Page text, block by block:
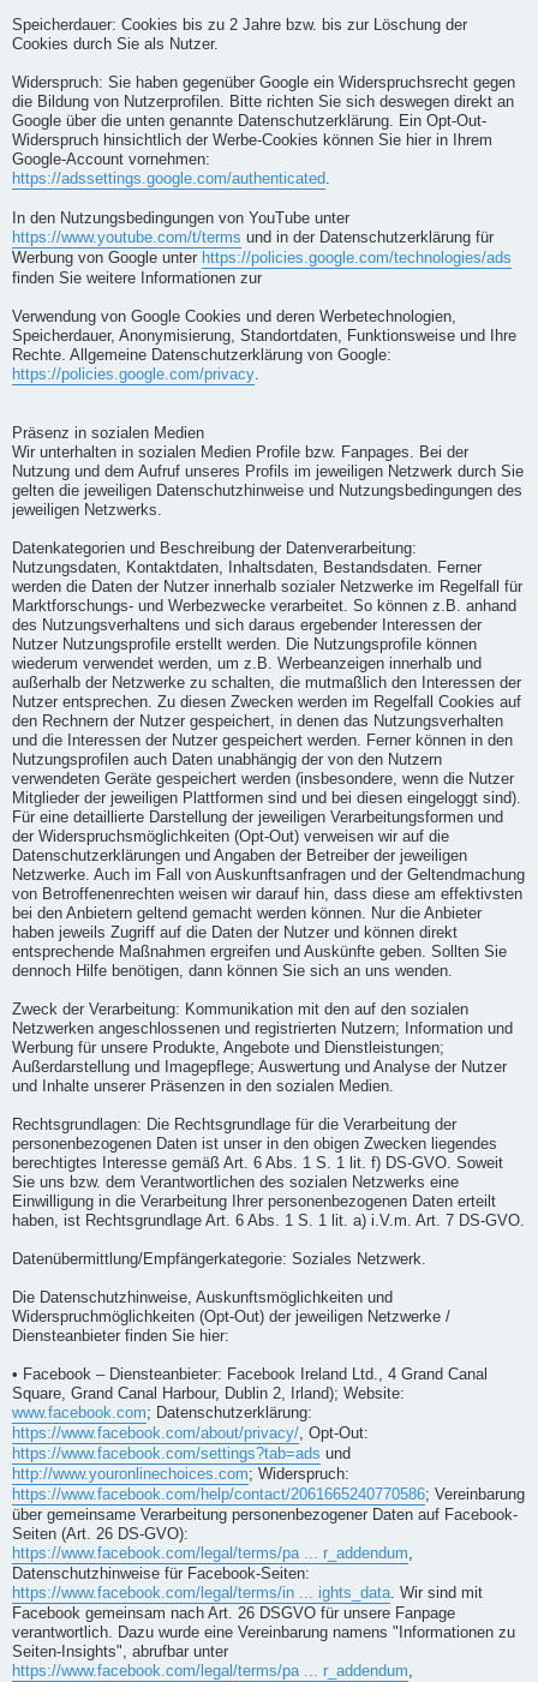
Speicherdauer: Cookies bis zu 2 Jahre bzw. bis zur Löschung der
Cookies durch Sie als Nutzer.
Widerspruch: Sie haben gegenüber Google ein Widerspruchsrecht gegen
die Bildung von Nutzerprofilen. Bitte richten Sie sich deswegen direkt an
Google über die unten genannte Datenschutzerklärung. Ein Opt-Out-
Widerspruch hinsichtlich der Werbe-Cookies können Sie hier in Ihrem
Google-Account vornehmen:
https://adssettings.google.com/authenticated.
In den Nutzungsbedingungen von YouTube unter
https://www.youtube.com/t/terms und in der Datenschutzerklärung für
Werbung von Google unter https://policies.google.com/technologies/ads
finden Sie weitere Informationen zur
Verwendung von Google Cookies und deren Werbetechnologien,
Speicherdauer, Anonymisierung, Standortdaten, Funktionsweise und Ihre
Rechte. Allgemeine Datenschutzerklärung von Google:
https://policies.google.com/privacy.
Präsenz in sozialen Medien
Wir unterhalten in sozialen Medien Profile bzw. Fanpages. Bei der
Nutzung und dem Aufruf unseres Profils im jeweiligen Netzwerk durch Sie
gelten die jeweiligen Datenschutzhinweise und Nutzungsbedingungen des
jeweiligen Netzwerks.
Datenkategorien und Beschreibung der Datenverarbeitung:
Nutzungsdaten, Kontaktdaten, Inhaltsdaten, Bestandsdaten. Ferner
werden die Daten der Nutzer innerhalb sozialer Netzwerke im Regelfall für
Marktforschungs- und Werbezwecke verarbeitet. So können z.B. anhand
des Nutzungsverhaltens und sich daraus ergebender Interessen der
Nutzer Nutzungsprofile erstellt werden. Die Nutzungsprofile können
wiederum verwendet werden, um z.B. Werbeanzeigen innerhalb und
außerhalb der Netzwerke zu schalten, die mutmaßlich den Interessen der
Nutzer entsprechen. Zu diesen Zwecken werden im Regelfall Cookies auf
den Rechnern der Nutzer gespeichert, in denen das Nutzungsverhalten
und die Interessen der Nutzer gespeichert werden. Ferner können in den
Nutzungsprofilen auch Daten unabhängig der von den Nutzern
verwendeten Geräte gespeichert werden (insbesondere, wenn die Nutzer
Mitglieder der jeweiligen Plattformen sind und bei diesen eingeloggt sind).
Für eine detaillierte Darstellung der jeweiligen Verarbeitungsformen und
der Widerspruchsmöglichkeiten (Opt-Out) verweisen wir auf die
Datenschutzerklärungen und Angaben der Betreiber der jeweiligen
Netzwerke. Auch im Fall von Auskunftsanfragen und der Geltendmachung
von Betroffenenrechten weisen wir darauf hin, dass diese am effektivsten
bei den Anbietern geltend gemacht werden können. Nur die Anbieter
haben jeweils Zugriff auf die Daten der Nutzer und können direkt
entsprechende Maßnahmen ergreifen und Auskünfte geben. Sollten Sie
dennoch Hilfe benötigen, dann können Sie sich an uns wenden.
Zweck der Verarbeitung: Kommunikation mit den auf den sozialen
Netzwerken angeschlossenen und registrierten Nutzern; Information und
Werbung für unsere Produkte, Angebote und Dienstleistungen;
Außerdarstellung und Imagepflege; Auswertung und Analyse der Nutzer
und Inhalte unserer Präsenzen in den sozialen Medien.
Rechtsgrundlagen: Die Rechtsgrundlage für die Verarbeitung der
personenbezogenen Daten ist unser in den obigen Zwecken liegendes
berechtigtes Interesse gemäß Art. 6 Abs. 1 S. 1 lit. f) DS-GVO. Soweit
Sie uns bzw. dem Verantwortlichen des sozialen Netzwerks eine
Einwilligung in die Verarbeitung Ihrer personenbezogenen Daten erteilt
haben, ist Rechtsgrundlage Art. 6 Abs. 1 S. 1 lit. a) i.V.m. Art. 7 DS-GVO.
Datenübermittlung/Empfängerkategorie: Soziales Netzwerk.
Die Datenschutzhinweise, Auskunftsmöglichkeiten und
Widerspruchmöglichkeiten (Opt-Out) der jeweiligen Netzwerke /
Diensteanbieter finden Sie hier:
• Facebook – Diensteanbieter: Facebook Ireland Ltd., 4 Grand Canal
Square, Grand Canal Harbour, Dublin 2, Irland); Website:
www.facebook.com; Datenschutzerklärung:
https://www.facebook.com/about/privacy/, Opt-Out:
https://www.facebook.com/settings?tab=ads und
http://www.youronlinechoices.com; Widerspruch:
https://www.facebook.com/help/contact/2061665240770586; Vereinbarung
über gemeinsame Verarbeitung personenbezogener Daten auf Facebook-
Seiten (Art. 26 DS-GVO):
https://www.facebook.com/legal/terms/pa ... r_addendum,
Datenschutzhinweise für Facebook-Seiten:
https://www.facebook.com/legal/terms/in ... ights_data. Wir sind mit
Facebook gemeinsam nach Art. 26 DSGVO für unsere Fanpage
verantwortlich. Dazu wurde eine Vereinbarung namens "Informationen zu
Seiten-Insights", abrufbar unter
https://www.facebook.com/legal/terms/pa ... r_addendum,